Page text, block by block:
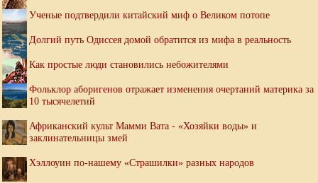
Ученые подтвердили китайский миф о Великом потопе
Долгий путь Одиссея домой обратится из мифа в реальность
Как простые люди становились небожителями
Фольклор аборигенов отражает изменения очертаний материка за
10 тысячелетий
Африканский культ Мамми Вата - «Хозяйки воды» и
заклинательницы змей
Хэллоуин по-нашему «Страшилки» разных народов